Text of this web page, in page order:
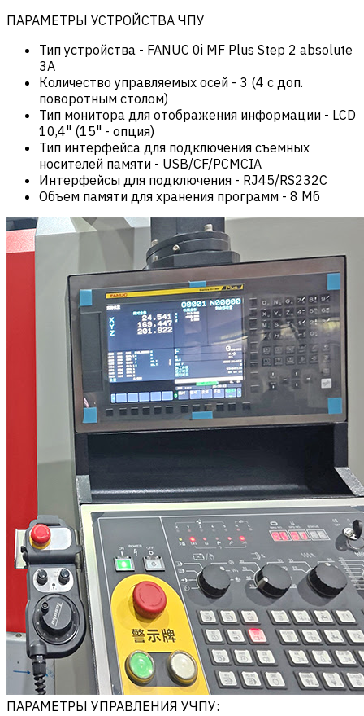
ПАРАМЕТРЫ УСТРОЙСТВА ЧПУ
Тип устройства - FANUC 0i MF Plus Step 2 absolute
3A
Количество управляемых осей - 3 (4 c доп.
поворотным столом)
Тип монитора для отображения информации - LCD
10,4" (15" - опция)
Тип интерфейса для подключения съемных
носителей памяти - USB/CF/PCMCIA
Интерфейсы для подключения - RJ45/RS232C
Объем памяти для хранения программ - 8 Мб
ПАРАМЕТРЫ УПРАВЛЕНИЯ УЧПУ: